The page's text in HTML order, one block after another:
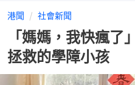
港聞 社會新聞
「媽媽，我快瘋
拯救的學障小孩